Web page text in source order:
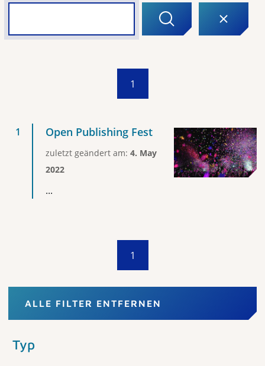
1
Open Publishing Fest
zuletzt geändert am: 4. May
2022
...
1
ALLE FILTER ENTFERNEN
Typ